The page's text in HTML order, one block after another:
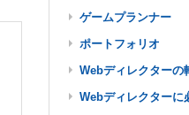
ゲームプランナー
ポートフォリオ
Webディレクターの
Webディレクターに